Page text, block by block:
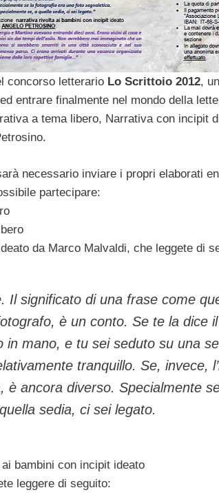
concorso letterario Lo Scrittoio 2012,
entrare finalmente nel mondo della
a tema libero, Narrativa con incipit
necessario inviare i propri elaborati
partecipare:
da Marco Malvaldi, che leggete di
Il significato di una frase come
è un conto. Se te la dice
in mano, e tu sei seduto su una
tranquillo. Se, invece,
è ancora diverso. Specialmente
sedia, ci sei legato.
bambini con incipit ideato
leggere di seguito: